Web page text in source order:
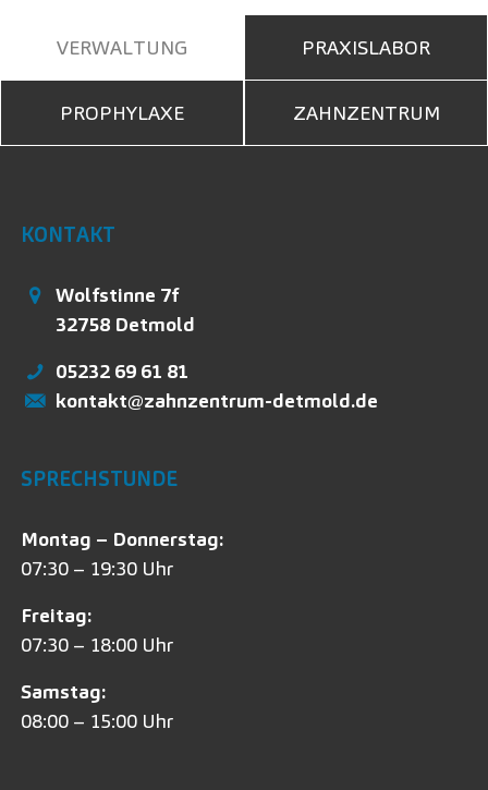
VERWALTUNG PRAXISLABOR
PROPHYLAXE ZAHNZENTRUM
KONTAKT
Wolfstinne 7f
32758 Detmold
05232 69 61 81
kontakt@zahnzentrum-detmold.de
SPRECHSTUNDE
Montag – Donnerstag:
07:30 – 19:30 Uhr
Freitag:
07:30 – 18:00 Uhr
Samstag:
08:00 – 15:00 Uhr